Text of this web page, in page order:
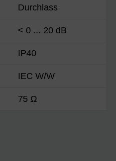
Durchlass
< 0 ... 20 dB
IP40
IEC W/W
75 Ω